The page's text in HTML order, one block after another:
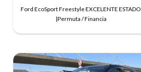
Ford EcoSport Freestyle EXCELENTE ESTADO
|Permuta / Financia